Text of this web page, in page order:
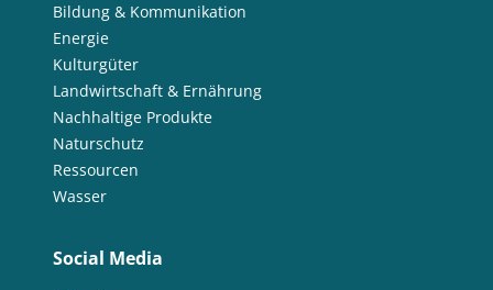
Bildung & Kommunikation
Energie
Kulturgüter
Landwirtschaft & Ernährung
Nachhaltige Produkte
Naturschutz
Ressourcen
Wasser
Social Media